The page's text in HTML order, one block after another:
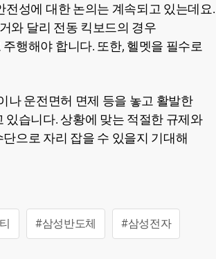
성에 대한 논의는 계속되고 있는데요.
와 달리 전동 킥보드의 경우
행해야 합니다. 또한, 헬멧을 필수로
나 운전면허 면제 등을 놓고 활발한
습니다. 상황에 맞는 적절한 규제와
으로 자리 잡을 수 있을지 기대해
#삼성반도체 #삼성전자